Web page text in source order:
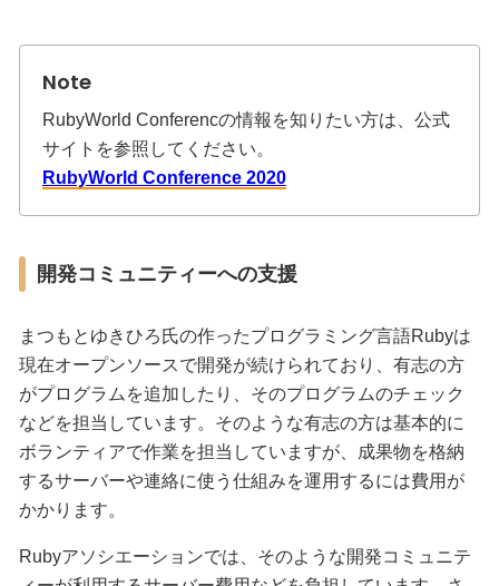
RubyWorld Conferencの情報を知りたい方は、公式
サイトを参照してください。
RubyWorld Conference 2020
開発コミュニティーへの支援
まつもとゆきひろ氏の作ったプログラミング言語Rubyは
現在オープンソースで開発が続けられており、有志の方
がプログラムを追加したり、そのプログラムのチェック
などを担当しています。そのような有志の方は基本的に
ボランティアで作業を担当していますが、成果物を格納
するサーバーや連絡に使う仕組みを運用するには費用が
かかります。
Rubyアソシエーションでは、そのような開発コミュニテ